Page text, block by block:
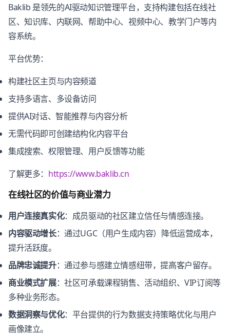
Baklib 是领先的AI驱动知识管理平台，支持构建包括在线社
区、知识库、内联网、帮助中心、视频中心、教学门户等内
容系统。
平台优势：
构建社区主页与内容频道
支持多语言、多设备访问
提供AI对话、智能推荐与内容分析
无需代码即可创建结构化内容平台
集成搜索、权限管理、用户反馈等功能
了解更多： https://www.baklib.cn
在线社区的价值与商业潜力
用户连接真实化：成员驱动的社区建立信任与情感连接。
内容驱动增长：通过UGC（用户生成内容）降低运营成本，
提升活跃度。
品牌忠诚提升：通过参与感建立情感纽带，提高客户留存。
商业模式扩展：社区可承载课程销售、活动组织、VIP订阅等
多种业务形态。
数据洞察与优化：平台提供的行为数据支持策略优化与用户
画像建立。